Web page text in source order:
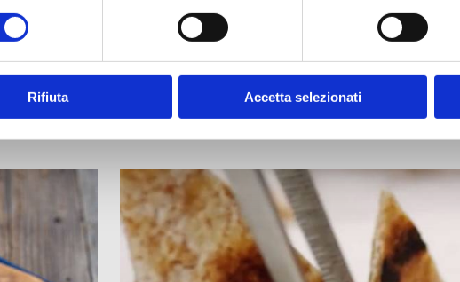
Rifiuta Accetta selezionati
Altre ricette